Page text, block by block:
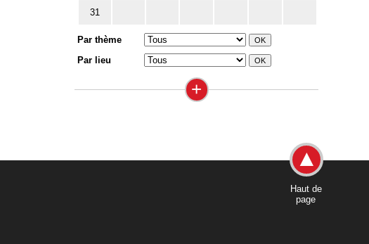
31
Par thème
Par lieu
+
Haut de
page